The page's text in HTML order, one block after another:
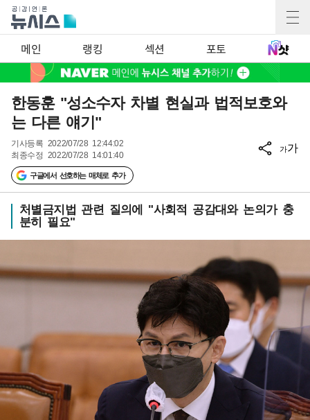
메인 랭킹 섹션 포토
한동훈 "성소수자 차별 현실과 법적보호와
는 다른 얘기"
기사등록 2022/07/28 12:44:02
최종수정 2022/07/28 14:01:40
구글에서 선호하는 매체로 추가
가가
처별금지법 관련 질의에 "사회적 공감대와 논의가 충
분히 필요"